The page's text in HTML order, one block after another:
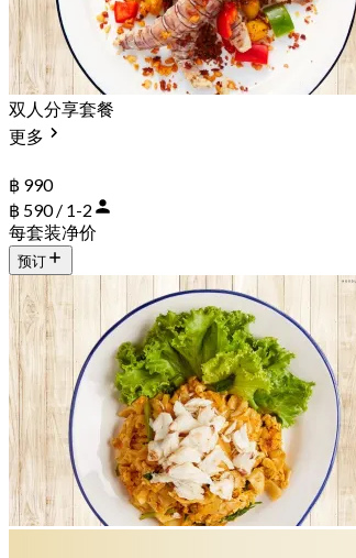
双人分享套餐
更多
฿ 990
฿ 590 / 1-2
每套装净价
预订